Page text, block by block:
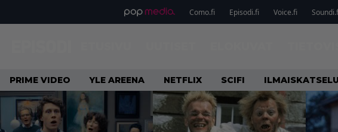
Como.fi Episodi.fi Voice.fi
PRIME VIDEO YLE AREENA NETFLIX SCIFI